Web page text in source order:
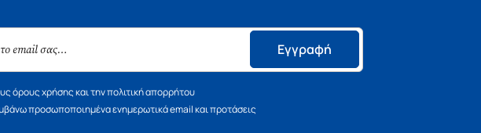
Εγγραφή
όρους χρήσης και την πολιτική απορρήτου
προσωποποιημένα ενημερωτικά email και προτάσεις